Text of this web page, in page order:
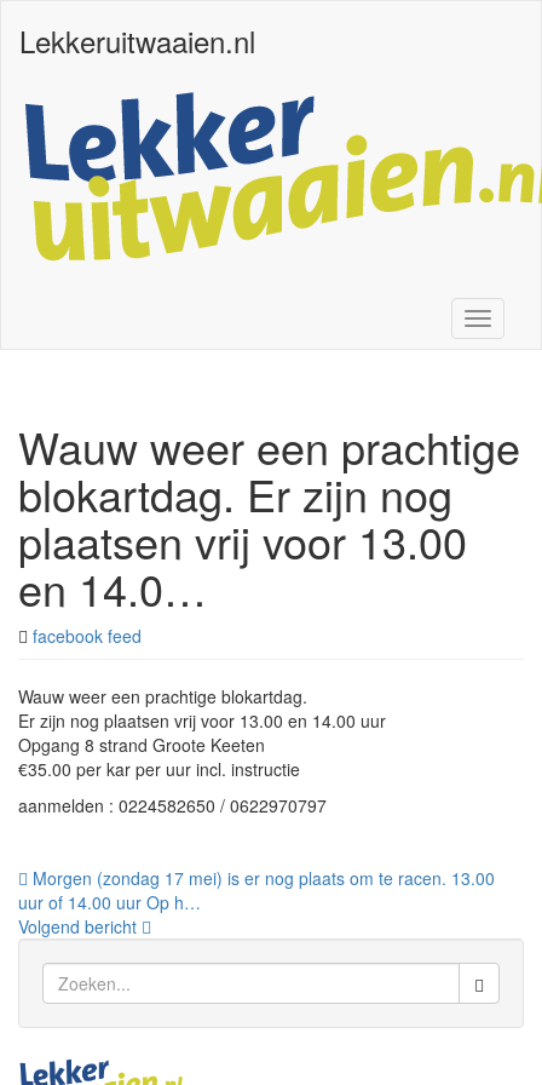
Lekkeruitwaaien.nl
Toggle
Wauw weer een prachtige
blokartdag. Er zijn nog
plaatsen vrij voor 13.00
en 14.0…
facebook feed
Wauw weer een prachtige blokartdag.
Er zijn nog plaatsen vrij voor 13.00 en 14.00 uur
Opgang 8 strand Groote Keeten
€35.00 per kar per uur incl. instructie
aanmelden : 0224582650 / 0622970797
Bericht
navigatie
Morgen (zondag 17 mei) is er nog plaats om te racen. 13.00
uur of 14.00 uur Op h…
Volgend bericht